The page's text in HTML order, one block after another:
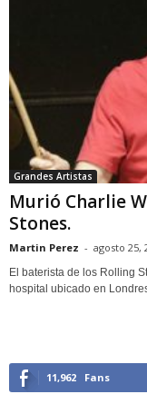
Grandes Artistas
Murió Charlie
Stones.
Martin Perez - agosto 25,
El baterista de los Rolling
hospital ubicado en
11,962 Fans